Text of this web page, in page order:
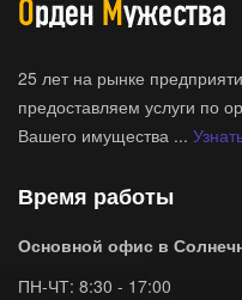
25 лет на рынке
предоставляем услуги по
Вашего имущества ...
Время работы
Основной офис в
ПН-ЧТ: 8:30 - 17:00